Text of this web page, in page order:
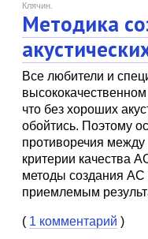
Клячин.
Методика
Все любители и
что без хороших
обойтись. Поэтому
противоречия
критерии качества
методы создания АС
приемлемым
( 1 комментарий )